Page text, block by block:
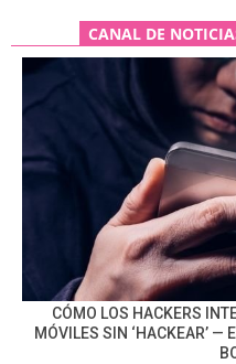
CANAL DE
CÓMO LOS HACKERS
MÓVILES SIN ‘HACKEAR’ —